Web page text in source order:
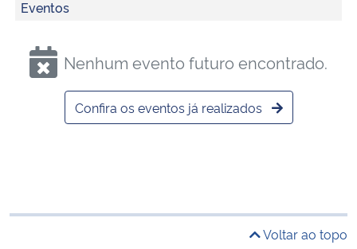
Eventos
Nenhum evento futuro encontrado.
Confira os eventos já realizados
Voltar ao topo